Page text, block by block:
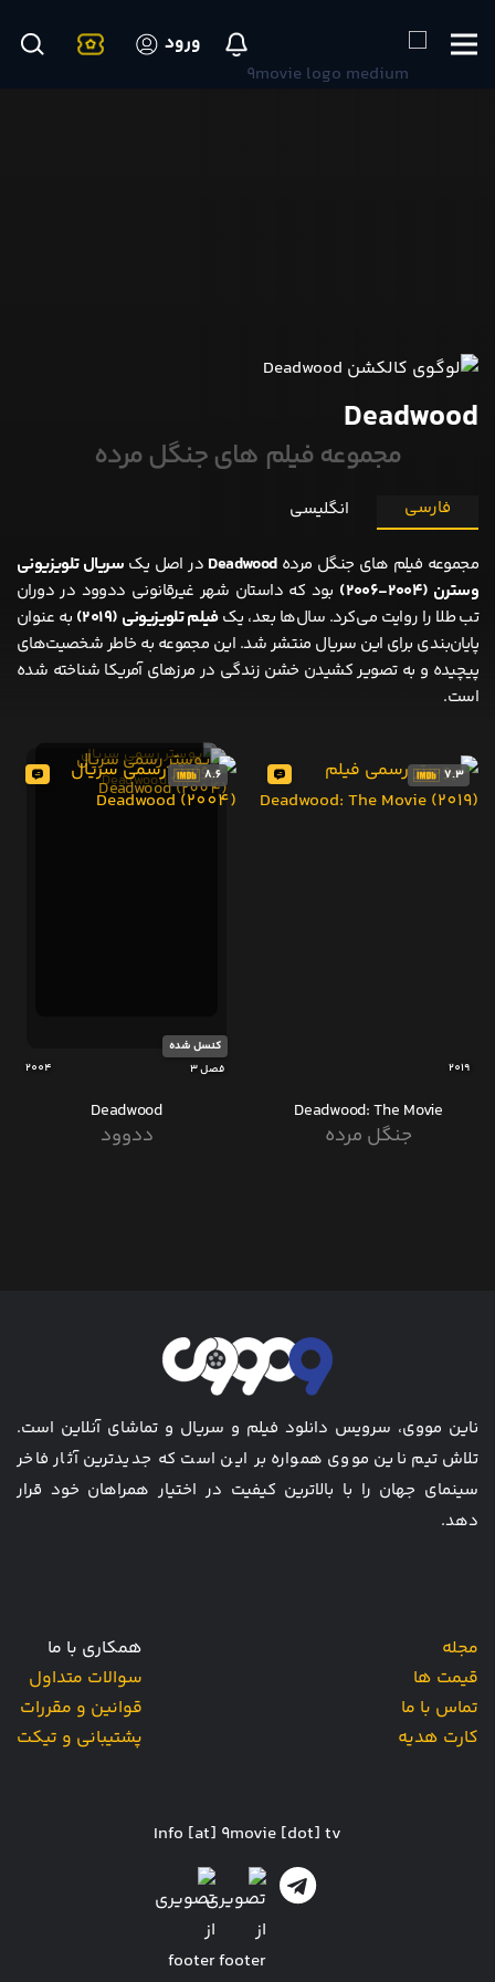
ورود
Deadwood
مجموعه فیلم های جنگل مرده
فارسی انگلیسی
مجموعه فیلم های جنگل مردهDeadwood در اصل یک سریال تلویزیونی
وسترن (۲۰۰۴-۲۰۰۶)
بود که داستان شهر غیرقانونی ددوود در دوران
تب طلا را روایت می‌کرد. سال‌ها بعد، یکفیلم تلویزیونی (۲۰۱۹)
به عنوان
پایان‌بندی برای این سریال منتشر شد. این مجموعه به خاطر شخصیت‌های
پیچیده و به تصویر کشیدن خشن زندگی در مرزهای آمریکا شناخته شده
است.
7.3
2019
Deadwood: The Movie
جنگل مرده
8.6
کنسل شده
فصل 3
2004
Deadwood
ددوود
ناین مووی، سرویس دانلود فیلم و سریال و تماشای آنلاین است.
تلاش تیم ناین مووی همواره بر این است که جدیدترین آثار فاخر
سینمای جهان را با بالاترین کیفیت در اختیار همراهان خود قرار
دهد.
مجله
قیمت ها
تماس با ما
کارت هدیه
همکاری با ما
سوالات متداول
قوانین و مقررات
پشتیبانی و تیکت
Info [at] 9movie [dot] tv